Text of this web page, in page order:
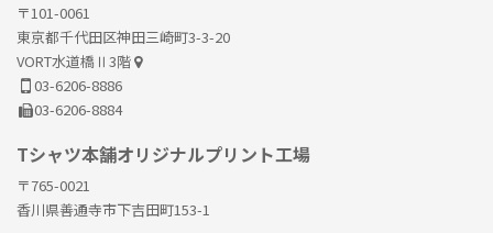
〒101-0061
東京都千代田区神田三崎町3-3-20
VORT水道橋Ⅱ3階
03-6206-8886
03-6206-8884
Tシャツ本舗オリジナルプリント工場
〒765-0021
香川県善通寺市下吉田町153-1